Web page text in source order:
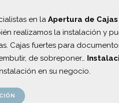
en la Apertura de
realizamos la instalación y
Cajas fuertes para
de sobreponer…
en su negocio.